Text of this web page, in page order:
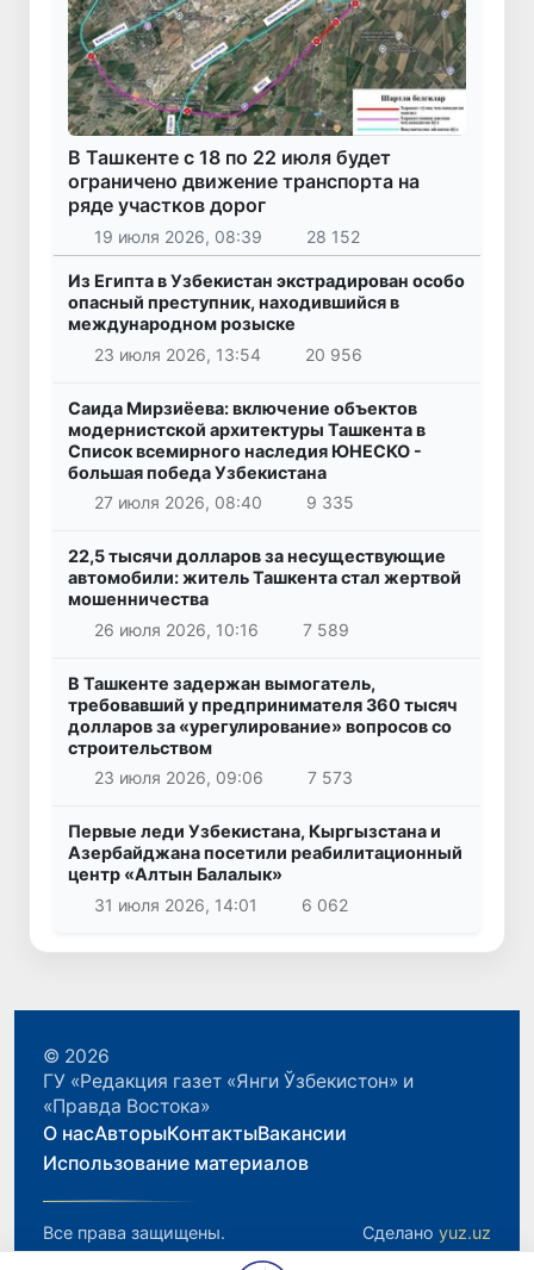
В Ташкенте с 18 по 22 июля будет
ограничено движение транспорта на
ряде участков дорог
19 июля 2026, 08:39 28 152
Из Египта в Узбекистан экстрадирован особо
опасный преступник, находившийся в
международном розыске
23 июля 2026, 13:54
20 956
Саида Мирзиёева: включение объектов
модернистской архитектуры Ташкента в
Список всемирного наследия ЮНЕСКО -
большая победа Узбекистана
27 июля 2026, 08:40
9 335
22,5 тысячи долларов за несуществующие
автомобили: житель Ташкента стал жертвой
мошенничества
26 июля 2026, 10:16
7 589
В Ташкенте задержан вымогатель,
требовавший у предпринимателя 360 тысяч
долларов за «урегулирование» вопросов со
строительством
23 июля 2026, 09:06
7 573
Первые леди Узбекистана, Кыргызстана и
Азербайджана посетили реабилитационный
центр «Алтын Балалык»
31 июля 2026, 14:01
6 062
© 2026
ГУ «Редакция газет «Янги Ўзбекистон» и
«Правда Востока»
О насАвторыКонтактыВакансии
Использование материалов
Все права защищены. Сделано yuz.uz